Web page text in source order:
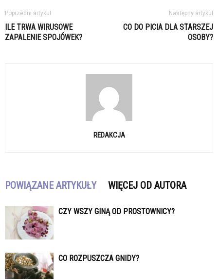
Poprzedni artykuł
ILE TRWA WIRUSOWE
ZAPALENIE SPOJÓWEK?
Następny artykuł
CO DO PICIA DLA STARSZEJ
OSOBY?
REDAKCJA
POWIĄZANE ARTYKUŁY WIĘCEJ OD AUTORA
CZY WSZY GINĄ OD PROSTOWNICY?
CO ROZPUSZCZA GNIDY?